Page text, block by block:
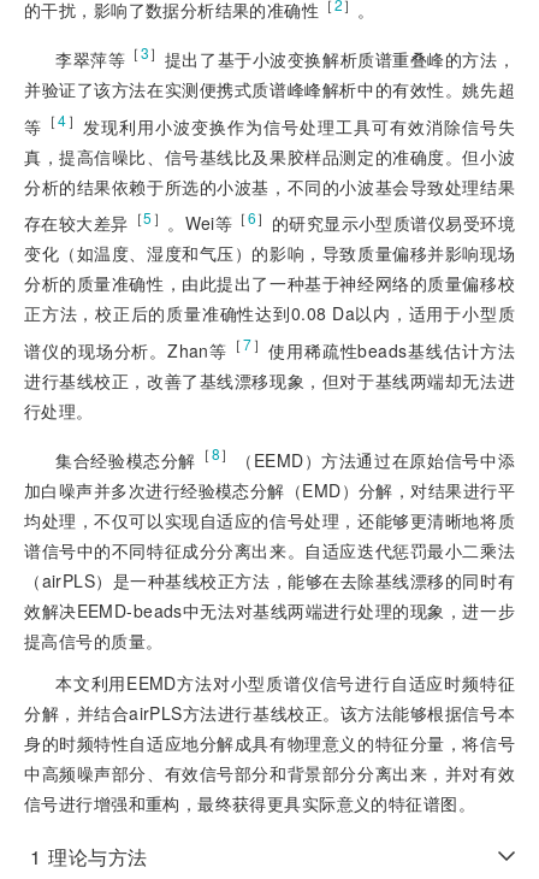
的干扰，影响了数据分析结果的准确性
。
李翠萍等 ［3］ 提出了基于小波变换解析质谱重叠峰的方法，
并验证了该方法在实测便携式质谱峰峰解析中的有效性。姚先超
等 ［4］ 发现利用小波变换作为信号处理工具可有效消除信号失
真，提高信噪比、信号基线比及果胶样品测定的准确度。但小波
分析的结果依赖于所选的小波基，不同的小波基会导致处理结果
存在较大差异 ［5 ］ 。Wei等 ［6］ 的研究显示小型质谱仪易受环境
变化（如温度、湿度和气压）的影响，导致质量偏移并影响现场
分析的质量准确性，由此提出了一种基于神经网络的质量偏移校
正方法，校正后的质量准确性达到0.08 Da以内，适用于小型质
谱仪的现场分析。Zhan等 ［7］ 使用稀疏性beads基线估计方法
进行基线校正，改善了基线漂移现象，但对于基线两端却无法进
行处理。
集合经验模态分解 ［8］
（EEMD）方法通过在原始信号中添
加白噪声并多次进行经验模态分解（EMD）分解，对结果进行平
均处理，不仅可以实现自适应的信号处理，还能够更清晰地将质
谱信号中的不同特征成分分离出来。自适应迭代惩罚最小二乘法
（airPLS）是一种基线校正方法，能够在去除基线漂移的同时有
效解决EEMD-beads中无法对基线两端进行处理的现象，进一步
提高信号的质量。
本文利用EEMD方法对小型质谱仪信号进行自适应时频特征
分解，并结合airPLS方法进行基线校正。该方法能够根据信号本
身的时频特性自适应地分解成具有物理意义的特征分量，将信号
中高频噪声部分、有效信号部分和背景部分分离出来，并对有效
信号进行增强和重构，最终获得更具实际意义的特征谱图。
1 理论与方法